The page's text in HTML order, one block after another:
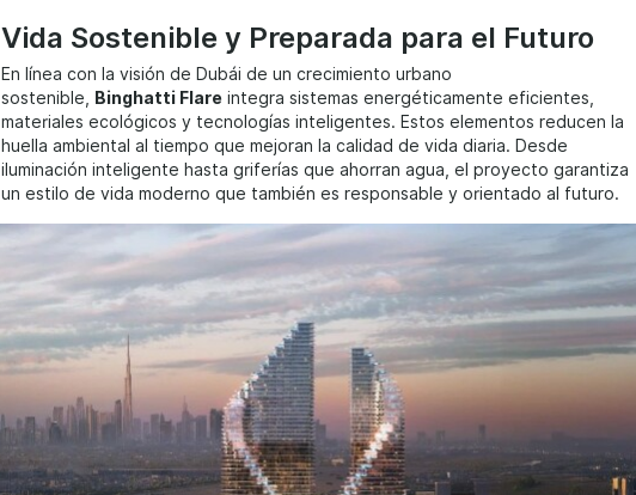
Vida Sostenible y Preparada para el Futuro
En línea con la visión de Dubái de un crecimiento urbano
sostenible,
Binghatti Flare integra sistemas energéticamente eficientes,
materiales ecológicos y tecnologías inteligentes. Estos elementos reducen la
huella ambiental al tiempo que mejoran la calidad de vida diaria. Desde
iluminación inteligente hasta griferías que ahorran agua, el proyecto garantiza
un estilo de vida moderno que también es responsable y orientado al futuro.